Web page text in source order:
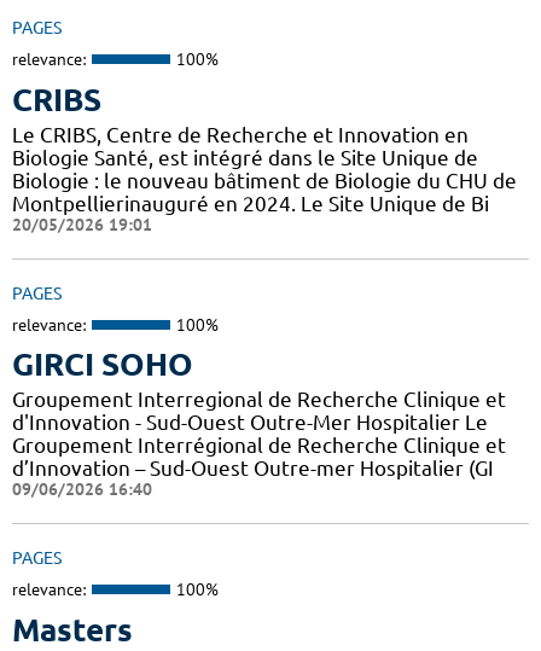
PAGES
relevance: 100%
CRIBS
Le CRIBS, Centre de Recherche et Innovation en
Biologie Santé, est intégré dans le Site Unique de
Biologie : le nouveau bâtiment de Biologie du CHU de
Montpellierinauguré en 2024. Le Site Unique de Bi
20/05/2026 19:01
PAGES
relevance: 100%
GIRCI SOHO
Groupement Interregional de Recherche Clinique et
d'Innovation - Sud-Ouest Outre-Mer Hospitalier Le
Groupement Interrégional de Recherche Clinique et
d’Innovation – Sud-Ouest Outre-mer Hospitalier (GI
09/06/2026 16:40
PAGES
relevance: 100%
Masters